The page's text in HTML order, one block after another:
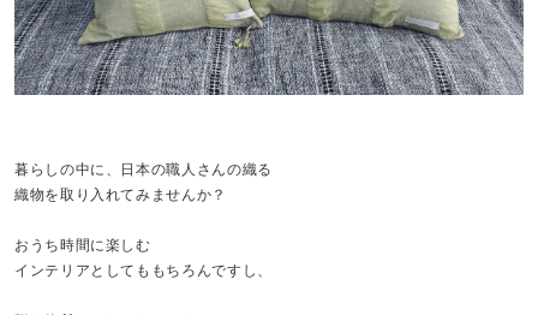
暮らしの中に、日本の職人さんの織る
織物を取り入れてみませんか？
おうち時間に楽しむ
インテリアとしてももちろんですし、